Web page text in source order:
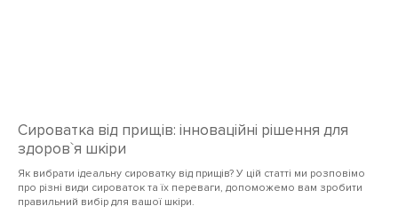
Сироватка від прищів: інноваційні рішення для
здоров`я шкіри
Як вибрати ідеальну сироватку від прищів? У цій статті ми розповімо
про різні види сироваток та їх переваги, допоможемо вам зробити
правильний вибір для вашої шкіри.